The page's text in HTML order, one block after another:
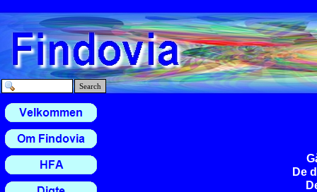
Search
De